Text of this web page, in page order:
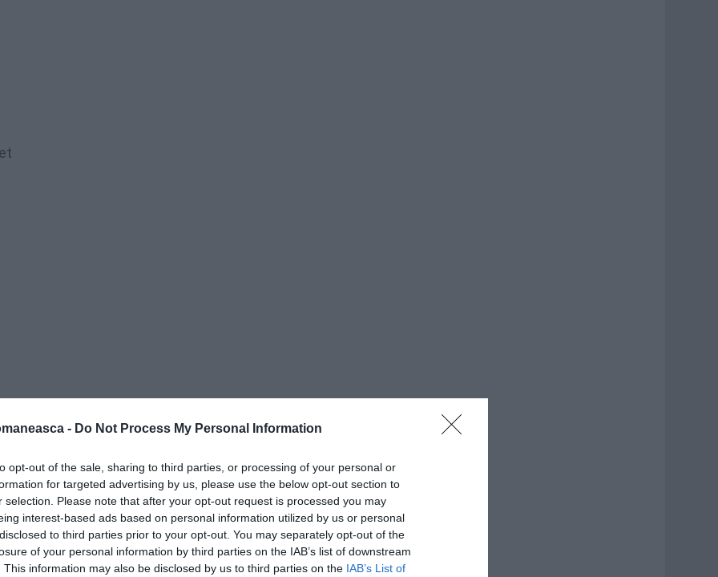
- Do Not Process My Personal Information
opt-out of the sale, sharing to third parties, or processing of your personal or
for targeted advertising by us, please use the below opt-out section to
selection. Please note that after your opt-out request is processed you may
interest-based ads based on personal information utilized by us or personal
to third parties prior to your opt-out. You may separately opt-out of the
of your personal information by third parties on the IAB’s list of downstream
This information may also be disclosed by us to third parties on the IAB’s List of